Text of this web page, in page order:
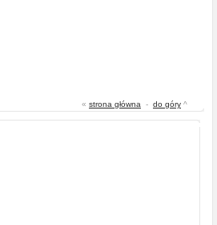
« strona główna - do góry ^